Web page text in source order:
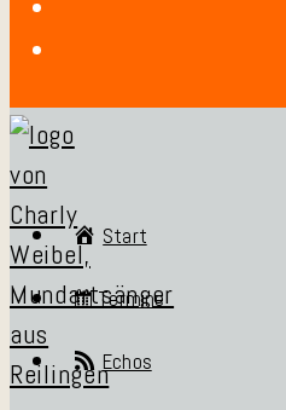
Start
Termine
Echos